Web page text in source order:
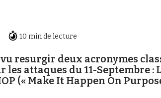
10 min de lecture
resurgir deux acronymes
attaques du 11-Septembre :
(« Make It Happen On